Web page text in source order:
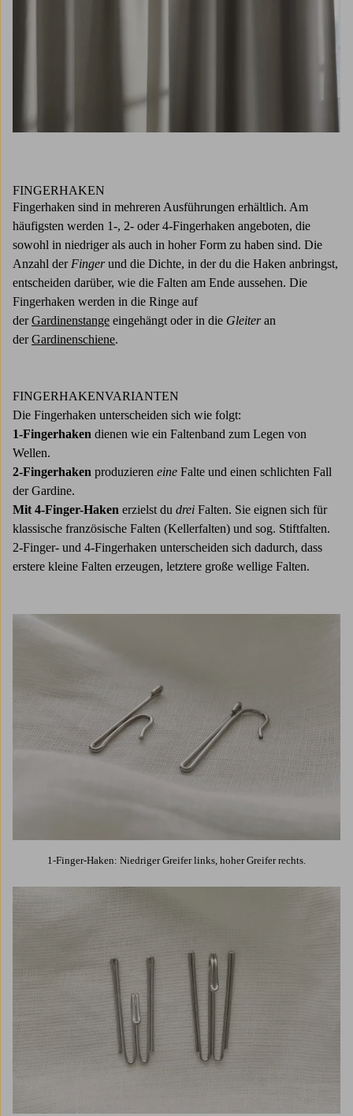
FINGERHAKEN
Fingerhaken sind in mehreren Ausführungen erhältlich. Am
häufigsten werden 1-, 2- oder 4-Fingerhaken angeboten, die
sowohl in niedriger als auch in hoher Form zu haben sind. Die
Anzahl der Fingerund die Dichte, in der du die Haken anbringst,
entscheiden darüber, wie die Falten am Ende aussehen. Die
Fingerhaken werden in die Ringe auf
derGardinenstange eingehängt oder in die Gleiteran
derGardinenschiene.
FINGERHAKENVARIANTEN
Die Fingerhaken unterscheiden sich wie folgt:
1-Fingerhaken dienen wie ein Faltenband zum Legen von
Wellen.
2-Fingerhaken produzieren eine Falte und einen schlichten Fall
der Gardine.
Mit 4-Finger-Haken erzielst du drei Falten. Sie eignen sich für
klassische französische Falten (Kellerfalten) und sog. Stiftfalten.
2-Finger- und 4-Fingerhaken unterscheiden sich dadurch, dass
erstere kleine Falten erzeugen, letztere große wellige Falten.
1-Finger-Haken: Niedriger Greifer links, hoher Greifer rechts.